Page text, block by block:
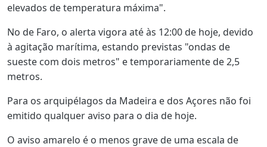
elevados de temperatura máxima".
No de Faro, o alerta vigora até às 12:00 de hoje, devido
à agitação marítima, estando previstas "ondas de
sueste com dois metros" e temporariamente de 2,5
metros.
Para os arquipélagos da Madeira e dos Açores não foi
emitido qualquer aviso para o dia de hoje.
O aviso amarelo é o menos grave de uma escala de